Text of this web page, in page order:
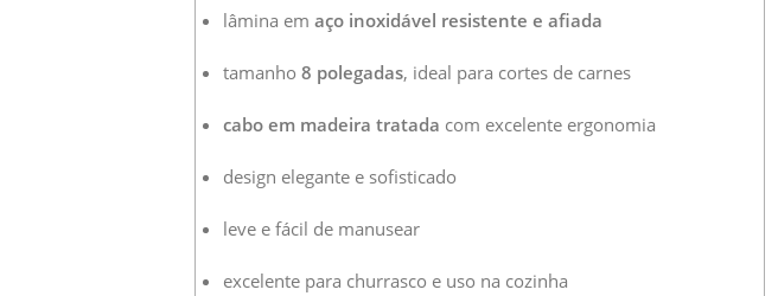
lâmina em aço inoxidável resistente e afiada
tamanho 8 polegadas, ideal para cortes de carnes
cabo em madeira tratada com excelente ergonomia
design elegante e sofisticado
leve e fácil de manusear
excelente para churrasco e uso na cozinha